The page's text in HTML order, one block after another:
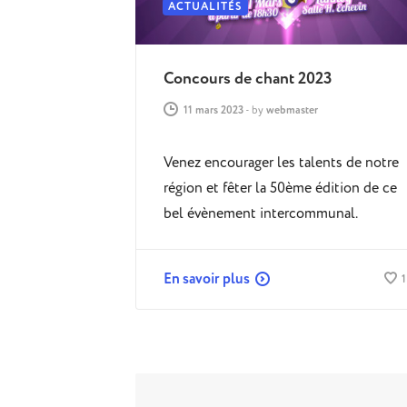
ACTUALITÉS
Concours de chant 2023
11 mars 2023 - bywebmaster
Venez encourager les talents de notre
région et fêter la 50ème édition de ce
bel évènement intercommunal.
En savoir plus 1